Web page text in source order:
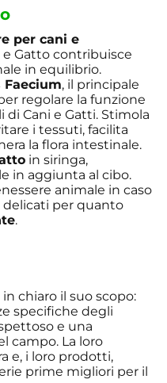
per cani e
e Gatto contribuisce
in equilibrio.
Faecium, il principale
regolare la funzione
Cani e Gatti. Stimola
i tessuti, facilita
la flora intestinale.
in siringa,
in aggiunta al cibo.
animale in caso
per quanto
.
chiaro il suo scopo:
specifiche degli
e una
campo. La loro
e, i loro prodotti,
prime migliori per il